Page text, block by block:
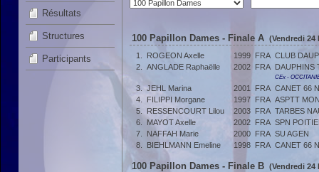
Résultats
Structures
Participants
100 Papillon Dames - Finale A (Vendredi 24
1.
ROGEON Axelle 1999 FRA CLUB
2.
ANGLADE Raphaëlle 2002 FRA DAUPHINS
CEx -
3. JEHL Marina 2001 FRA CANET 66
4.
FILIPPI Morgane 1997 FRA ASPTT
5.
RESSENCOURT Lilou 2003 FRA TARBES
6.
MAYOT Axelle 2002 FRA SPN
7.
NAFFAH Marie 2000 FRA SU AGEN
8.
BIEHLMANN Emeline 1998 FRA CANET 66
100 Papillon Dames - Finale B (Vendredi 24